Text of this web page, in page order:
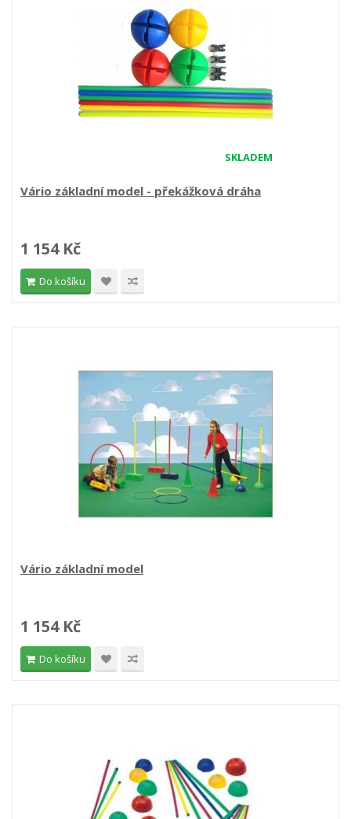
SKLADEM
Vário základní model - překážková dráha
1 154 Kč
Do košíku
Vário základní model
1 154 Kč
Do košíku